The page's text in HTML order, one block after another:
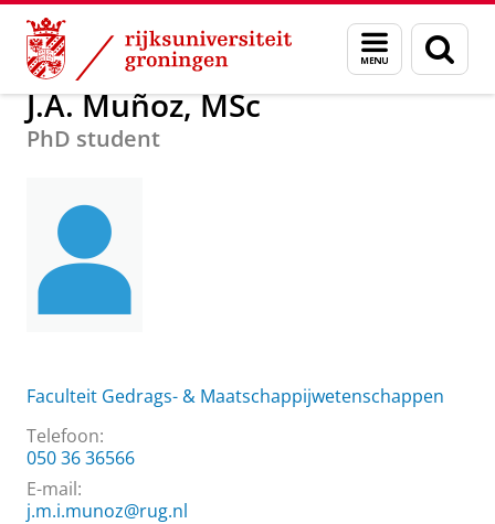
Skip
Content
Skip
Navigation
Menu
en
zoeken
Over ons J.A. Muñoz, MSc
J.A. Muñoz, MSc
PhD student
Faculteit Gedrags- & Maatschappijwetenschappen
Telefoon:
050 36 36566
E-mail:
j.m.i.munoz@rug.nl